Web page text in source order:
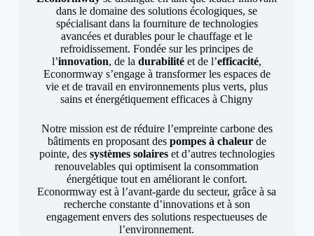
dans le domaine des solutions écologiques, se
spécialisant dans la fourniture de technologies
avancées et durables pour le chauffage et le
refroidissement. Fondée sur les principes de
l’innovation, de ladurabilité et de l’efficacité,
Econormway s’engage à transformer les espaces de
vie et de travail en environnements plus verts, plus
sains et énergétiquement efficaces à Chigny
Notre mission est de réduire l’empreinte carbone des
bâtiments en proposant des pompes à chaleurde
pointe, des systèmes solaireset d’autres technologies
renouvelables qui optimisent la consommation
énergétique tout en améliorant le confort.
Econormway est à l’avant-garde du secteur, grâce à sa
recherche constante d’innovations et à son
engagement envers des solutions respectueuses de
l’environnement.